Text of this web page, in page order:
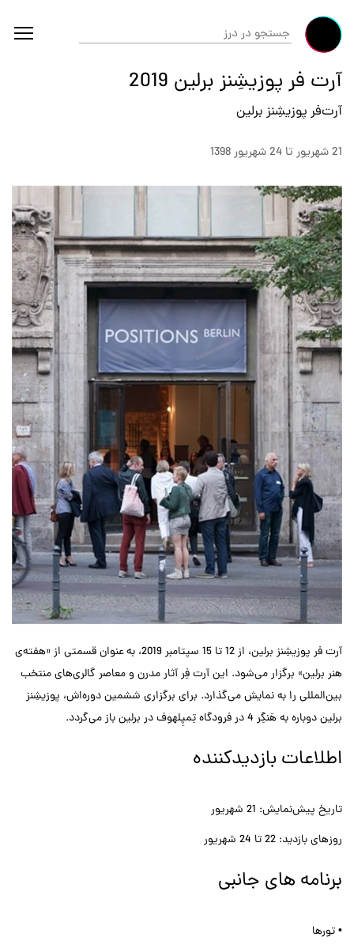
آرت فر پوزیشِنز برلین 2019
آرت‌فر پوزیشِنز برلین
21 شهريور تا 24 شهريور 1398
آرت فر پوزیشِنز برلین، از 12 تا 15 سپتامبر 2019، به عنوان قسمتی از «هفته‌ی
هنر برلین» برگزار می‌شود. این آرت فِر آثار مدرن و معاصر گالری‌های منتخب
بین‌المللی را به نمایش می‌گذارد. برای برگزاری ششمین دوره‌اش، پوزیشِنز
برلین دوباره به هَنگِر 4 در فرودگاه تِمپِلهوف در برلین باز می‌گردد.
اطلاعات بازدیدکننده
تاریخ پیش‌نمایش: 21 شهریور
روزهای بازدید: 22 تا 24 شهریور
برنامه های جانبی
• تورها